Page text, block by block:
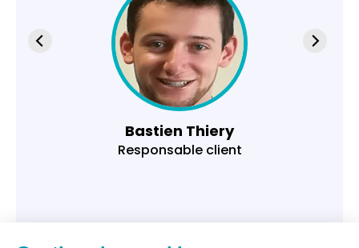
Bastien Thiery
Responsable client